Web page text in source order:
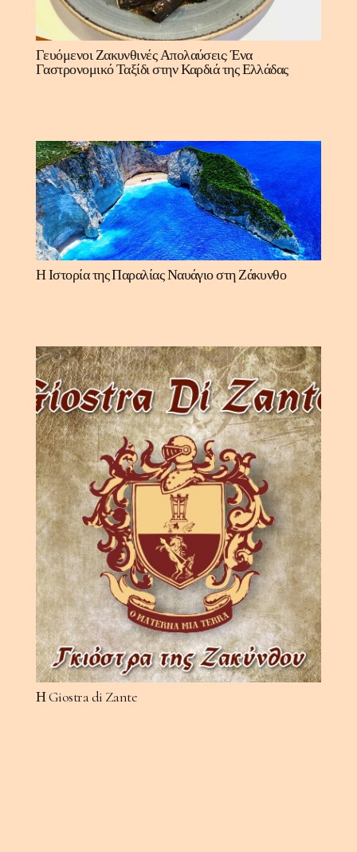
Γευόμενοι Ζακυνθινές Απολαύσεις: Ένα
Γαστρονομικό Ταξίδι στην Καρδιά της Ελλάδας
Η Ιστορία της Παραλίας Ναυάγιο στη Ζάκυνθο
Η Giostra di Zante